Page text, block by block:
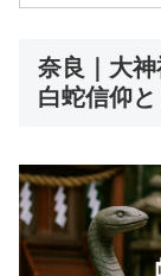
奈良｜大
白蛇信仰